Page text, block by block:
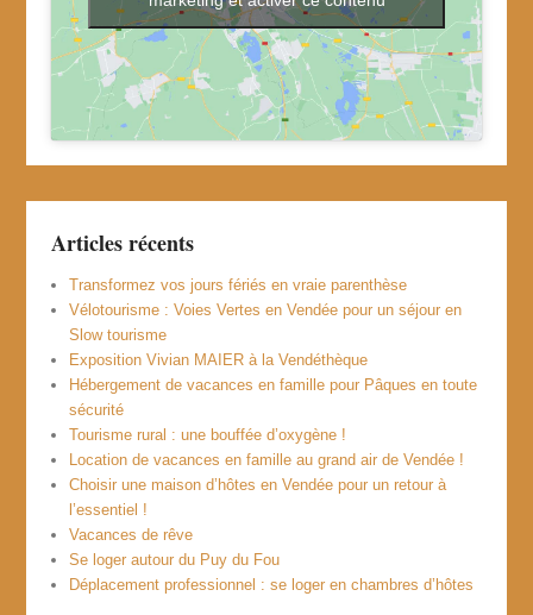
Articles récents
Transformez vos jours fériés en vraie parenthèse
Vélotourisme : Voies Vertes en Vendée pour un séjour en
Slow tourisme
Exposition Vivian MAIER à la Vendéthèque
Hébergement de vacances en famille pour Pâques en toute
sécurité
Tourisme rural : une bouffée d’oxygène !
Location de vacances en famille au grand air de Vendée !
Choisir une maison d’hôtes en Vendée pour un retour à
l’essentiel !
Vacances de rêve
Se loger autour du Puy du Fou
Déplacement professionnel : se loger en chambres d’hôtes